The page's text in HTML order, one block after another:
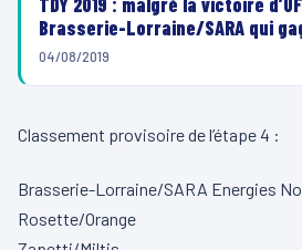
Brasserie-Lorraine/SARA qui
04/08/2019
Classement provisoire de l’étape 4 :
Brasserie-Lorraine/SARA Energies
Rosette/Orange